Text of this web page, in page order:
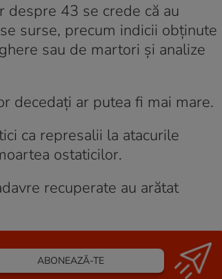
despre 43 se crede că au
surse, precum indicii obținute
sau de martori și analize
decedați ar putea fi mai mare.
ca represalii la atacurile
ostaticilor.
recuperate au arătat
ABONEAZĂ-TE